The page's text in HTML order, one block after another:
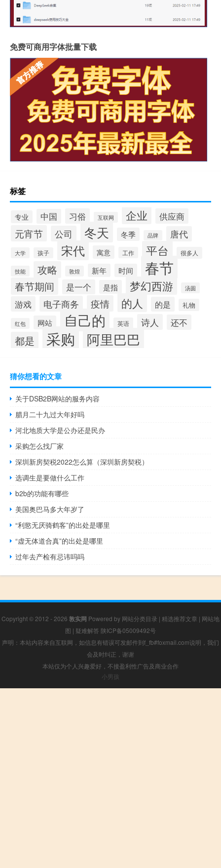
免费可商用字体批量下载
标签
专业 中国 习俗 互联网 企业 供应商
元宵节 公司 冬天 冬季 品牌 唐代
大学 孩子 宋代 寓意 工作 平台 很多人
技能 攻略 敦煌 新年 时间 春节
春节期间 是一个 是指 梦幻西游 汤圆
游戏 电子商务 疫情 的人 的是 礼物
红包 网站 自己的 英语 诗人 还不
都是 采购 阿里巴巴
猜你想看的文章
关于DSB2B网站的服务内容
腊月二十九过大年好吗
河北地质大学是公办还是民办
采购怎么找厂家
深圳新房契税2022怎么算（深圳新房契税）
选调生是要做什么工作
b2b的功能有哪些
美国奥巴马多大年岁了
“利慾无厌骑鹤客”的出处是哪里
“虚无体道合真”的出处是哪里
过年去产检有忌讳吗吗
Copyright © 2012 - 2026 敦实网 Powered by 网站分类目录 | 精选推荐文章 | 网站地
图 | 疑难解答 陕ICP备05009492号
声明：本站内容来自互联网，如信息有错误可发邮件到f_fb#foxmail.com说明，我们
会及时纠正，谢谢
本站仅为个人兴趣爱好，不接盈利性广告及商业合作
小男孩